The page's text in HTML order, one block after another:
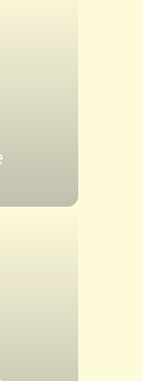
de terre et